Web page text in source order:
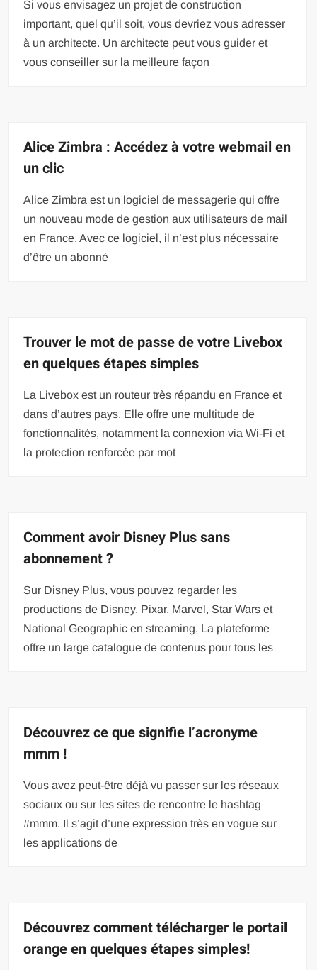
Si vous envisagez un projet de construction
important, quel qu’il soit, vous devriez vous adresser
à un architecte. Un architecte peut vous guider et
vous conseiller sur la meilleure façon
Alice Zimbra : Accédez à votre webmail en
un clic
Alice Zimbra est un logiciel de messagerie qui offre
un nouveau mode de gestion aux utilisateurs de mail
en France. Avec ce logiciel, il n’est plus nécessaire
d’être un abonné
Trouver le mot de passe de votre Livebox
en quelques étapes simples
La Livebox est un routeur très répandu en France et
dans d’autres pays. Elle offre une multitude de
fonctionnalités, notamment la connexion via Wi-Fi et
la protection renforcée par mot
Comment avoir Disney Plus sans
abonnement ?
Sur Disney Plus, vous pouvez regarder les
productions de Disney, Pixar, Marvel, Star Wars et
National Geographic en streaming. La plateforme
offre un large catalogue de contenus pour tous les
Découvrez ce que signifie l’acronyme
mmm !
Vous avez peut-être déjà vu passer sur les réseaux
sociaux ou sur les sites de rencontre le hashtag
#mmm. Il s’agit d’une expression très en vogue sur
les applications de
Découvrez comment télécharger le portail
orange en quelques étapes simples!